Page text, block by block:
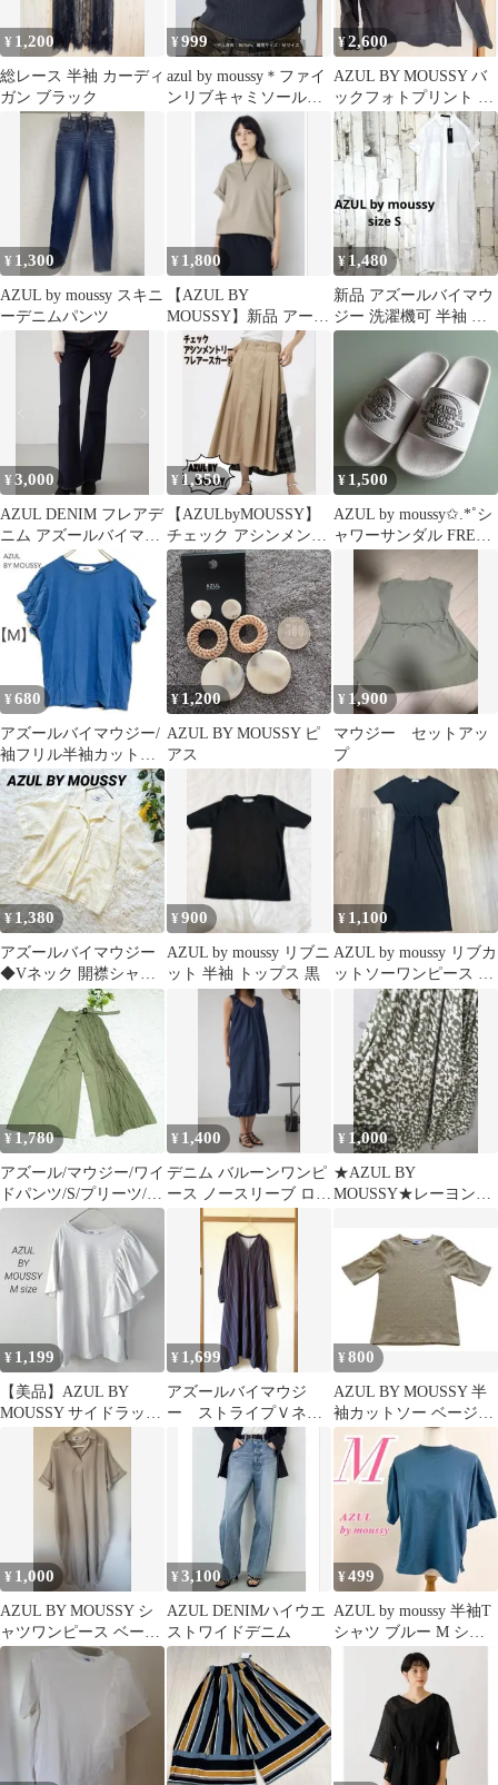
¥ 1,200
総レース 半袖 カーディ
ガン ブラック
¥999
azul by moussy＊ファイ
ンリブキャミソール＊
ブラトップ＊S＊ブラッ
¥2,600
AZUL BY MOUSSY バ
ックフォトプリント ス
ウェット M 黒 アズー
ル
¥ 1,300
AZUL by moussy スキニ
ーデニムパンツ
¥ 1,800
【AZUL BY
MOUSSY】新品 アーバ
ンコットンルーズTシ
ャツ M
¥1,480
新品 アズールバイマウ
ジー 洗濯機可 半袖 シ
ャツ ロング ワンピース
¥3,000
AZUL DENIM フレアデ
ニム アズールバイマウ
ジー
¥ 1,350
【AZULbyMOUSSY】
チェック アシンメント
リー フレアースカート
¥ 1,500
AZUL by moussy✩.*˚シ
ャワーサンダル FREE
¥ 680
アズールバイマウジー/
袖フリル半袖カットソ
ー/くすみカラー/大人か
わいい綿100
¥1,200
AZUL BY MOUSSY ピ
アス
¥ 1,900
マウジー セットアッ
プ
¥ 1,380
アズールバイマウジー
◆Vネック 開襟シャツ
半袖メッシュシャツ 羽
織り ゆったり
¥900
AZUL by moussy リブニ
ット 半袖 トップス 黒
¥ 1,100
AZUL by moussy リブカ
ットソーワンピース ブ
ラック 半袖
¥1,780
アズール/マウジー/ワイ
ドパンツ/S/プリーツ/ド
ッキング/オリーブ
¥ 1,400
デニム バルーンワンピ
ース ノースリーブ ロン
¥ 1,000
★AZUL BY
MOUSSY★レーヨンス
ウチョパンツ★
¥ 1,199
【美品】AZUL BY
MOUSSY サイドラッフ
ルアシンメトリートッ
¥ 1,699
アズールバイマウジ
ー ストライプＶネッ
ク ロングシャツワン
ピース 長袖ワンピース
¥800
AZUL BY MOUSSY 半
袖カットソー ベージュ
M
¥ 1,000
AZUL BY MOUSSY シ
ャツワンピース ベージ
ュ M
¥ 3,100
AZUL DENIMハイウエ
ストワイドデニム
¥499
AZUL by moussy 半袖T
シャツ ブルー M シン
プル カジュアル 綿